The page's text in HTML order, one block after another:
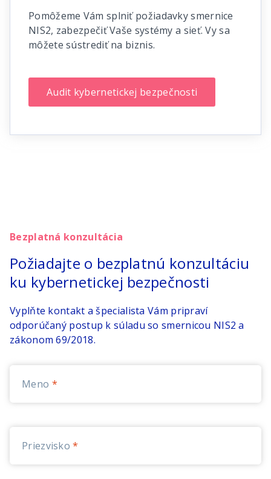
Pomôžeme Vám splniť požiadavky smernice
NIS2, zabezpečiť Vaše systémy a sieť. Vy sa
môžete sústrediť na biznis.
Audit kybernetickej bezpečnosti
Bezplatná konzultácia
Požiadajte o bezplatnú konzultáciu
ku kybernetickej bezpečnosti
Vyplňte kontakt a špecialista Vám pripraví
odporúčaný postup k súladu so smernicou NIS2 a
zákonom 69/2018.
Meno
Priezvisko